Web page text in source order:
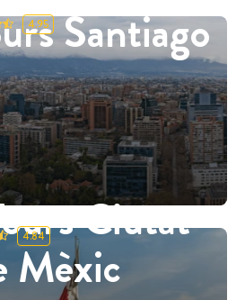
Santiago
4.95
Ciutat
Mèxic
4.84